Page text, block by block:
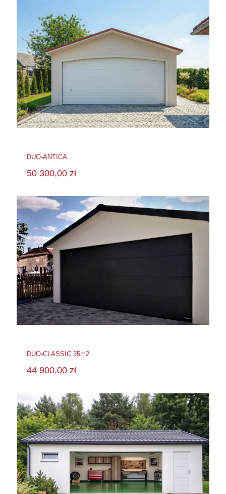
DUO-ANTICA
50 300,00 zł
DUO-CLASSIC 35m2
44 900,00 zł